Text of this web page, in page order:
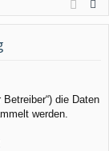
el
rie
die Daten
werden.